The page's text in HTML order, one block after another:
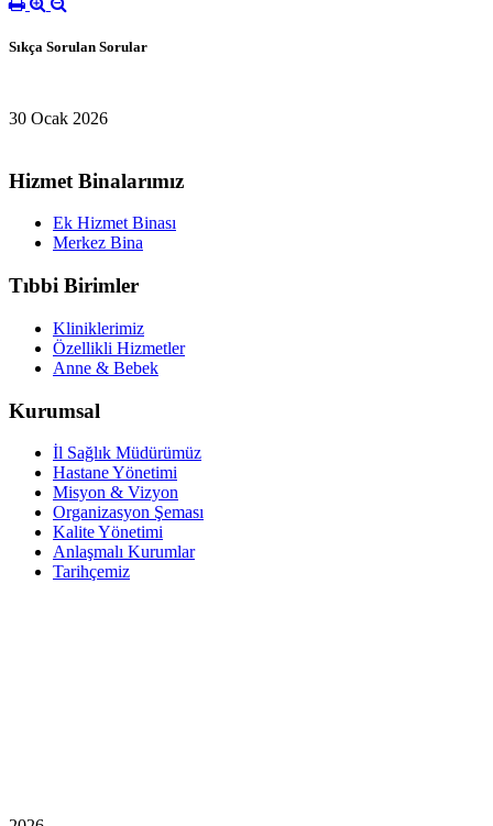
Sıkça Sorulan Sorular
30 Ocak 2026
Hizmet Binalarımız
Ek Hizmet Binası
Merkez Bina
Tıbbi Birimler
Kliniklerimiz
Özellikli Hizmetler
Anne & Bebek
Kurumsal
İl Sağlık Müdürümüz
Hastane Yönetimi
Misyon & Vizyon
Organizasyon Şeması
Kalite Yönetimi
Anlaşmalı Kurumlar
Tarihçemiz